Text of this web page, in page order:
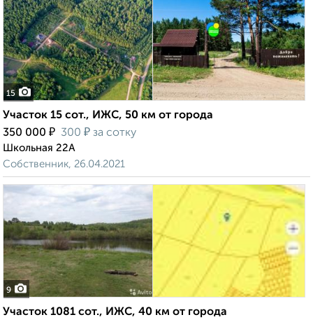
15
Участок 15 сот., ИЖС, 50 км от города
350 000 ₽ 300 ₽ за сотку
Школьная 22А
Собственник, 26.04.2021
9
Участок 1081 сот., ИЖС, 40 км от города